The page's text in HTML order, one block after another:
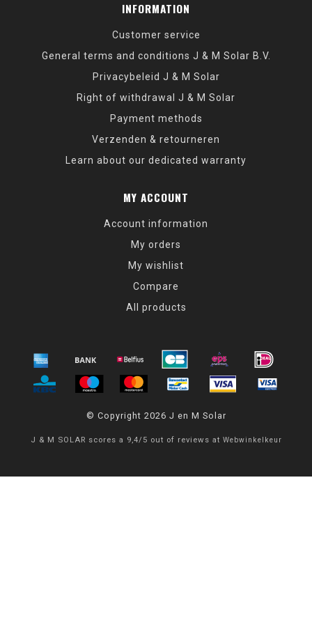
INFORMATION
Customer service
General terms and conditions J & M Solar B.V.
Privacybeleid J & M Solar
Right of withdrawal J & M Solar
Payment methods
Verzenden & retourneren
Learn about our dedicated warranty
MY ACCOUNT
Account information
My orders
My wishlist
Compare
All products
© Copyright 2026 J en M Solar
J & M SOLAR scores a 9,4/ 5 out of reviews at Webwinkelkeur